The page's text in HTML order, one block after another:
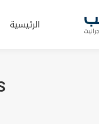
الرئيسية
الرئيسية